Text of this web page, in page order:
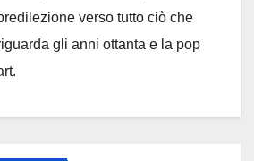
verso tutto ciò che
gli anni ottanta e la pop